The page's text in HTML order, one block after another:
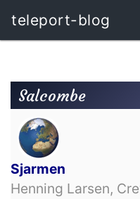
teleport-blog
Salcombe
Sjarmen
Henning Larsen,